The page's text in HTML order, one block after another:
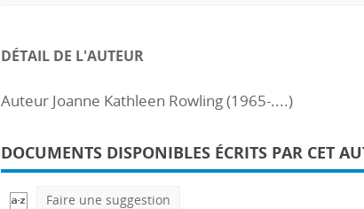
DÉTAIL DE L'AUTEUR
Auteur Joanne Kathleen Rowling (1965-....)
DOCUMENTS DISPONIBLES ÉCRITS PAR CET
Faire une suggestion